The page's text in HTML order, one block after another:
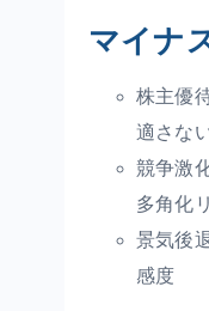
マイナ
株主優
適さな
競争激
多角化
景気後
感度